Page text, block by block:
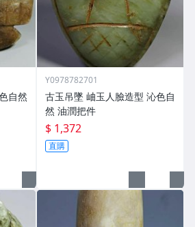
自然
Y0978782701
古玉吊墜 岫玉人臉造型 沁色自
然 油潤把件
$ 1,372
直購